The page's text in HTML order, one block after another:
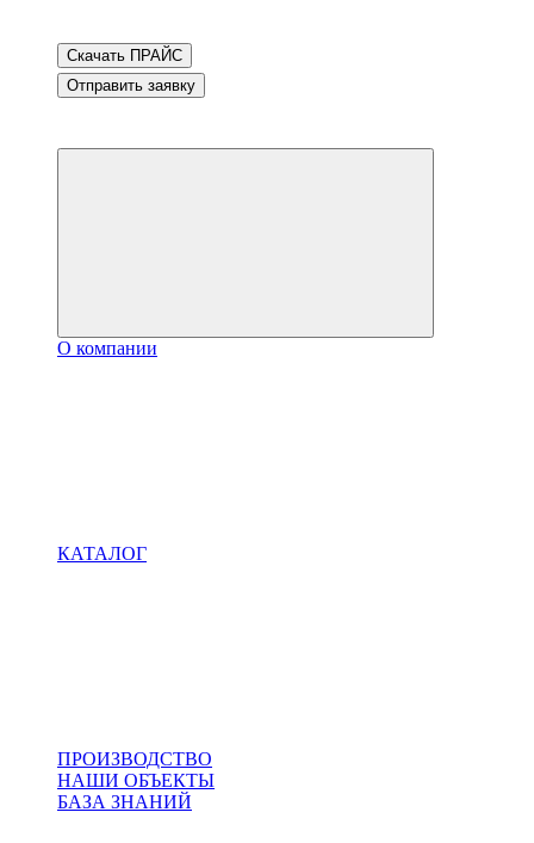
Скачать ПРАЙС
Отправить заявку
О компании
КАТАЛОГ
ПРОИЗВОДСТВО
НАШИ ОБЪЕКТЫ
БАЗА ЗНАНИЙ